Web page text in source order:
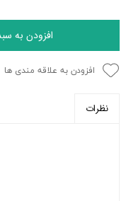
افزودن به
افزودن به علاقه مندی ها
نظرات